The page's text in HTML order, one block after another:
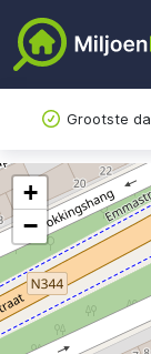
Grootste
+
−